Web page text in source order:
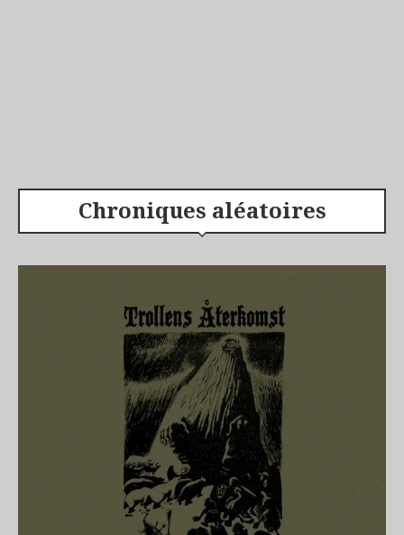
Chroniques aléatoires